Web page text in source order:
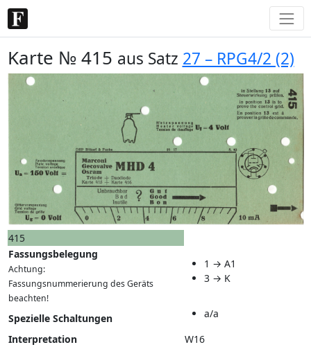
Karte № 415 aus Satz 27 – RPG4/2 (2)
415
Fassungsbelegung
Achtung:
Fassungsnummerierung des Geräts
beachten!
1 → A1
3 → K
Spezielle Schaltungen
a/a
Interpretation
W16